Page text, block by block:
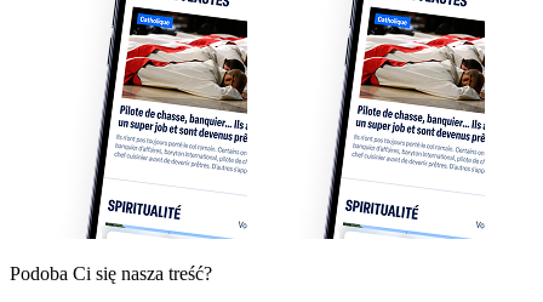
Podoba Ci się nasza treść?